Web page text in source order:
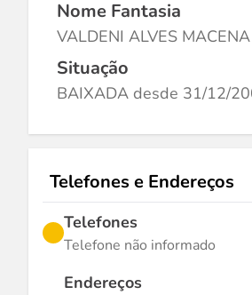
Nome Fantasia
VALDENI ALVES MACENA
Situação
BAIXADA desde 31/12/
Telefones e Endereços
Telefones
Telefone não informado
Endereços